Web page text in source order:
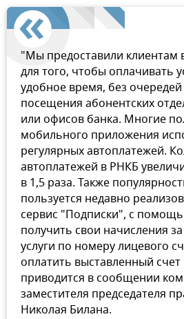
"Мы предоставили клиентам
для того, чтобы оплачивать
удобное время, без
посещения абонентских
или офисов банка. Многие
мобильного приложения
регулярных автоплатежей.
автоплатежей в РНКБ
в 1,5 раза. Также
пользуется недавно
сервис "Подписки", с
получить свои начисления
услуги по номеру лицевого
оплатить выставленный
приводится в сообщении
заместителя председателя
Николая Билана.